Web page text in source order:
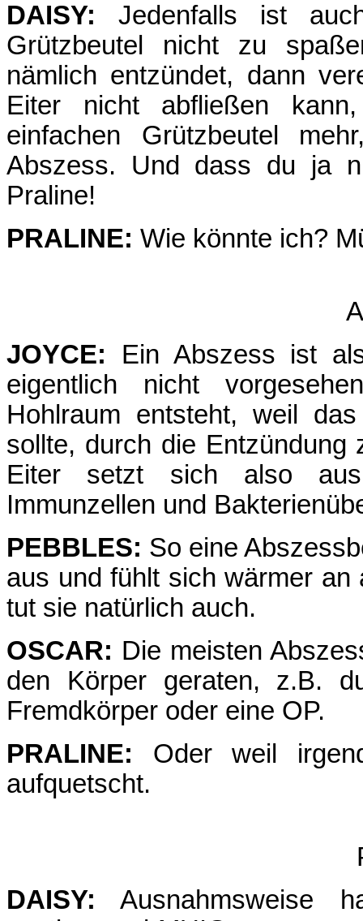
DAISY: Jedenfalls ist
Grützbeutel nicht zu
nämlich entzündet, dann
Eiter nicht abfließen
einfachen Grützbeutel
Abszess. Und dass du ja
Praline!
PRALINE: Wie könnte ich?
JOYCE: Ein Abszess ist
eigentlich nicht
Hohlraum entsteht, weil
sollte, durch die Entzündung
Eiter setzt sich also aus
Immunzellen und
PEBBLES: So eine
aus und fühlt sich wärmer
tut sie natürlich auch.
OSCAR: Die meisten
den Körper geraten, z.B.
Fremdkörper oder eine OP.
PRALINE: Oder weil
aufquetscht.
DAISY: Ausnahmsweise